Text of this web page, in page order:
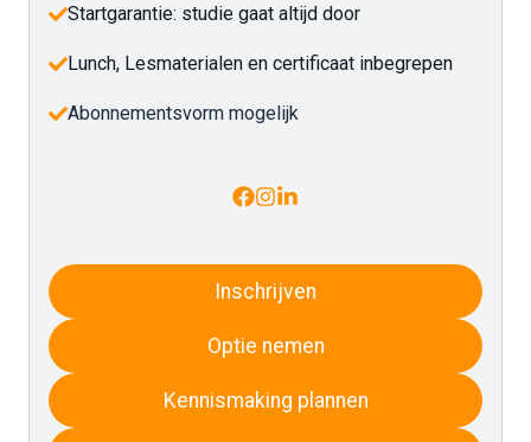
Startgarantie: studie gaat altijd door
Lunch, Lesmaterialen en certificaat inbegrepen
Abonnementsvorm mogelijk
Inschrijven
Optie nemen
Kennismaking plannen